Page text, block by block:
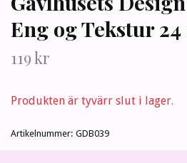
Eng og Tekstur
119 kr
Produkten är tyvärr slut i lager.
Artikelnummer: GDB039